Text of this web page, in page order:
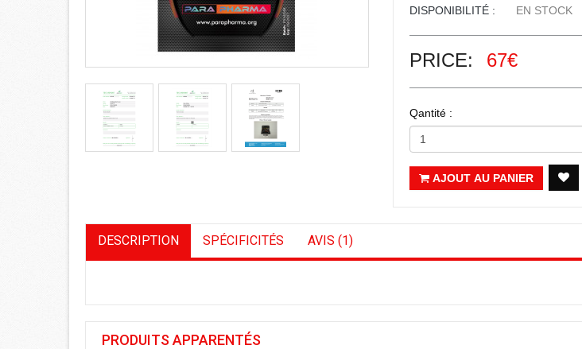
DISPONIBILITÉ :
EN STOCK
PRICE: 67€
Qantité :
AJOUT AU PANIER
DESCRIPTION SPÉCIFICITÉS AVIS (1)
PRODUITS APPARENTÉS